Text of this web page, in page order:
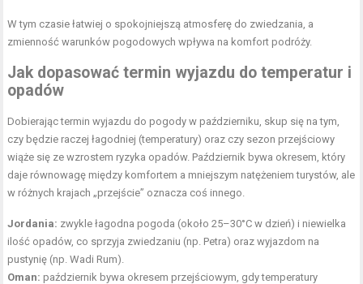
W tym czasie łatwiej o spokojniejszą atmosferę do zwiedzania, a
zmienność warunków pogodowych wpływa na komfort podróży.
Jak dopasować termin wyjazdu do temperatur i
opadów
Dobierając termin wyjazdu do pogody w październiku, skup się na tym,
czy będzie raczej łagodniej (temperatury) oraz czy sezon przejściowy
wiąże się ze wzrostem ryzyka opadów. Październik bywa okresem, który
daje równowagę między komfortem a mniejszym natężeniem turystów, ale
w różnych krajach „przejście” oznacza coś innego.
Jordania: zwykle łagodna pogoda (około 25–30°C w dzień) i niewielka
ilość opadów, co sprzyja zwiedzaniu (np. Petra) orazwyjazdom na
pustynię (np. Wadi Rum).
Oman: październik bywa okresem przejściowym, gdy temperatury